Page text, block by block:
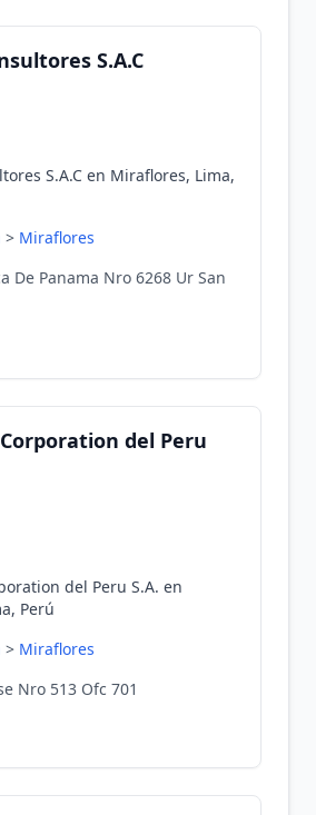
S.A.C
S.A.C en Miraflores, Lima,
> Miraflores
De Panama Nro 6268 Ur San
del Peru
del Peru S.A. en
Perú
> Miraflores
Nro 513 Ofc 701